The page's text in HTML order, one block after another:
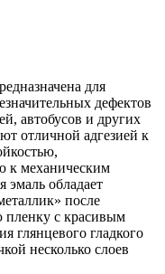
для
дефектов
автобусов и других
отличной адгезией к
к механическим
обладает
после
пленку с красивым
глянцевого гладкого
несколько слоев